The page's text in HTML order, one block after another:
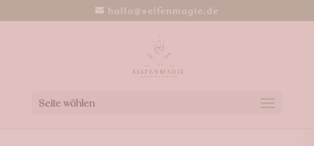
hallo@seifenmagie.de
Seite wählen